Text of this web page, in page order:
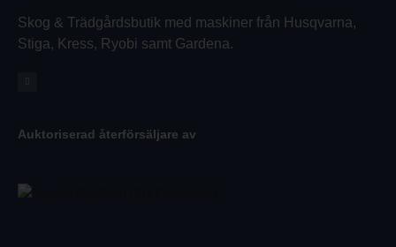
Skog & Trädgårdsbutik med maskiner från Husqvarna,
Stiga, Kress, Ryobi samt Gardena.
Auktoriserad återförsäljare av